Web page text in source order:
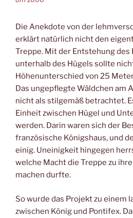
Die Anekdote von der
erklärt natürlich nicht den
Treppe. Mit der Entstehung des
unterhalb des Hügels sollte
Höhenunterschied von 25
Das ungepflegte Wäldchen am
nicht als stilgemäß betrachtet.
Einheit zwischen Hügel und
werden. Darin waren sich der
französische Königshaus, und
einig. Uneinigkeit hingegen
welche Macht die Treppe zu
machen durfte.
So wurde das Projekt zu einem
zwischen König und Pontifex.